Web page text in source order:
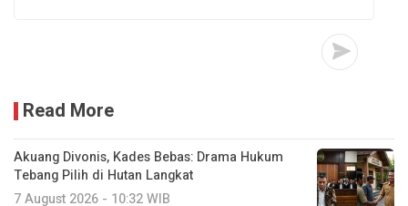
Read More
Akuang Divonis, Kades Bebas: Drama Hukum
Tebang Pilih di Hutan Langkat
7 August 2026 - 10:32 WIB